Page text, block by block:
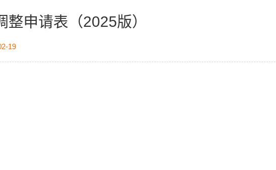
申请表（2025版）
19